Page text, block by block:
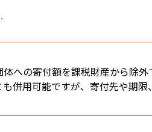
への寄付額を課税財産から除
併用可能ですが、寄付先や期限